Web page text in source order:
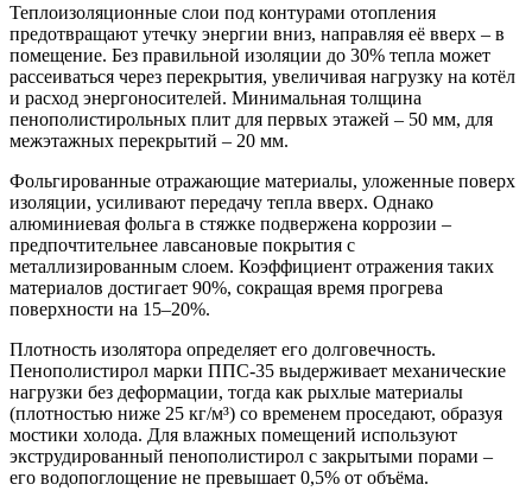
Теплоизоляционные слои под контурами отопления
предотвращают утечку энергии вниз, направляя её вверх – в
помещение. Без правильной изоляции до 30% тепла может
рассеиваться через перекрытия, увеличивая нагрузку на котёл
и расход энергоносителей. Минимальная толщина
пенополистирольных плит для первых этажей – 50 мм, для
межэтажных перекрытий – 20 мм.
Фольгированные отражающие материалы, уложенные поверх
изоляции, усиливают передачу тепла вверх. Однако
алюминиевая фольга в стяжке подвержена коррозии –
предпочтительнее лавсановые покрытия с
металлизированным слоем. Коэффициент отражения таких
материалов достигает 90%, сокращая время прогрева
поверхности на 15–20%.
Плотность изолятора определяет его долговечность.
Пенополистирол марки ППС-35 выдерживает механические
нагрузки без деформации, тогда как рыхлые материалы
(плотностью ниже 25 кг/м³) со временем проседают, образуя
мостики холода. Для влажных помещений используют
экструдированный пенополистирол с закрытыми порами –
его водопоглощение не превышает 0,5% от объёма.